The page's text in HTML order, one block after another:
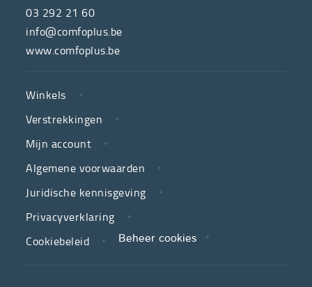
de
hulpmiddelenwinkel
van
neutrale
ziekenfondsen,
is
partner
in
zorg.
We
03 292 21 60
info@comfoplus.be
www.comfoplus.be
LINKS
Winkels
Verstrekkingen
Mijn account
Algemene voorwaarden
Juridische kennisgeving
Privacyverklaring
Cookiebeleid
Beheer cookies